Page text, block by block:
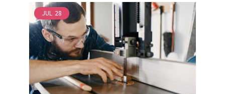
JUL 28